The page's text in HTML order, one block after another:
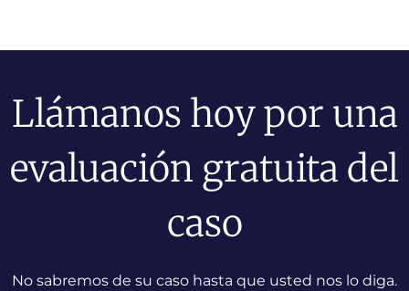
Llámanos hoy por una
evaluación gratuita del
caso
No sabremos de su caso hasta que usted nos lo diga.